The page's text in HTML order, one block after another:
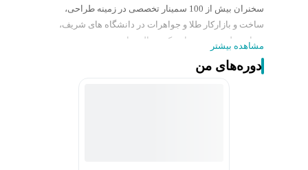
سخنران بیش از 100 سمینار تخصصی در زمینه طراحی،
ساخت و بازارکار طلا و جواهرات در دانشگاه های شریف،
تهران، علم و صنعت، امیرکبیر و الزهرا
مترجم 6 جلد کتاب تخصصی در زمینه طلا و جواهرات
موسس آکادمی جواهرات اردوان آنوش
مشاهده بیشتر
دوره‌های من